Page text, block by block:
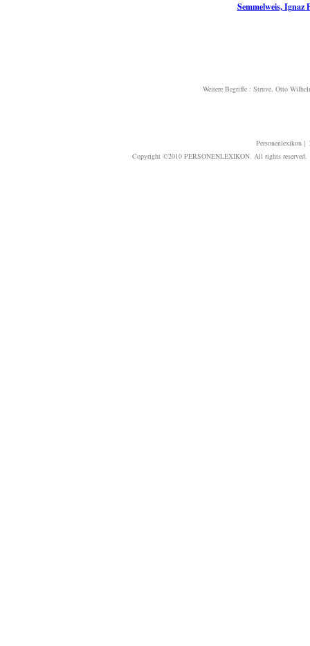
Semmelweis, Ignaz
Weitere Begriffe : Struve, Otto
Personenlexikon|
Copyright ©2010 PERSONENLEXIKON. All rights